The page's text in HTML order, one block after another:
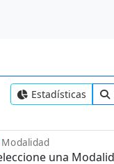
Estadísticas
Modalidad